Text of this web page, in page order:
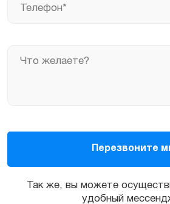
Так же, вы можете
удобный